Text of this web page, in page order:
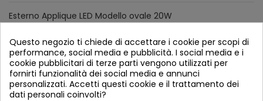
Esterno Applique LED Modello ovale 20W
Questo negozio ti chiede di accettare i cookie per scopi di
performance, social media e pubblicità. I social media e i
cookie pubblicitari di terze parti vengono utilizzati per
fornirti funzionalità dei social media e annunci
personalizzati. Accetti questi cookie e il trattamento dei
dati personali coinvolti?